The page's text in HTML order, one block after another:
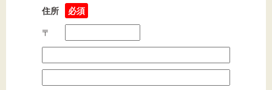
住所 必須
〒